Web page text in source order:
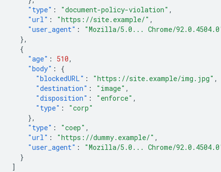
"type" : "document-policy-violation" ,
"url" : "https://site.example/" ,
"user_agent" :
"Mozilla/5.0... Chrome/
},
{
"age" : 510,
"body" :
{
"blockedURL" : "https://site.example/img.jpg" ,
"destination" : "image" ,
"disposition" : "enforce" ,
"type" :
"corp"
},
"type" : "coep" ,
"url" : "https://dummy.example/" ,
"user_agent" :
"Mozilla/5.0... Chrome/
}
]